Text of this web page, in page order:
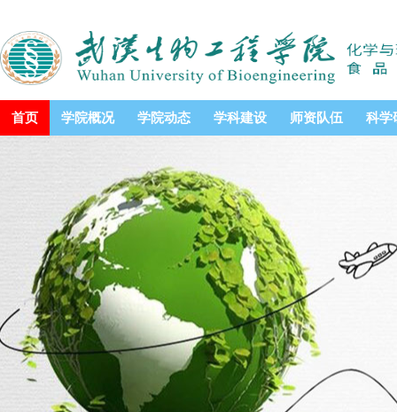
首页 学院概况 学院动态 学科建设 师资队伍 科学